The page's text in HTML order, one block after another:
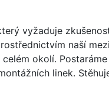
vyžaduje
naší
okolí.
linek.